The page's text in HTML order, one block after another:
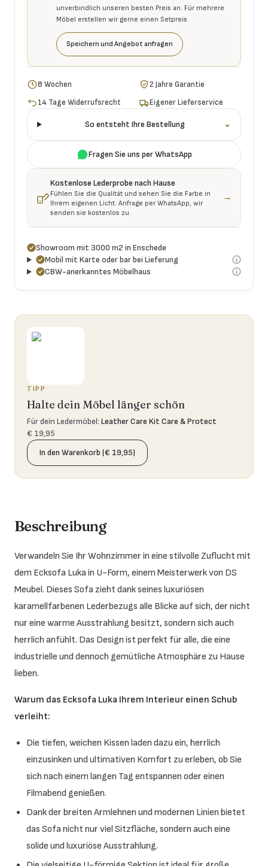
unverbindlich unseren besten Preis an. Für mehrere
Möbel erstellen wir gerne einen Setpreis.
Speichern und Angebot anfragen
8 Wochen
2 Jahre Garantie
14 Tage Widerrufsrecht
Eigener Lieferservice
So entsteht Ihre Bestellung ⌄
Fragen Sie uns per WhatsApp
Kostenlose Lederprobe nach Hause
Fühlen Sie die Qualität und sehen Sie die Farbe in
Ihrem eigenen Licht. Anfrage per WhatsApp, wir
senden sie kostenlos zu.
→
Showroom mit 3000 m2 in Enschede
Mobil mit Karte oder bar bei Lieferung
CBW-anerkanntes Möbelhaus
TIPP
Halte dein Möbel länger schön
Für dein Ledermöbel: Leather Care Kit Care & Protect
€ 19,95
In den Warenkorb (€ 19,95)
Beschreibung
Verwandeln Sie Ihr Wohnzimmer in eine stilvolle Zuflucht mit
dem Ecksofa Luka in U-Form, einem Meisterwerk von DS
Meubel. Dieses Sofa zieht dank seines luxuriösen
karamellfarbenen Lederbezugs alle Blicke auf sich, der nicht
nur eine warme Ausstrahlung besitzt, sondern sich auch
herrlich anfühlt. Das Design ist perfekt für alle, die eine
industrielle und dennoch gemütliche Atmosphäre zu Hause
lieben.
Warum das Ecksofa Luka Ihrem Interieur einen Schub
verleiht:
Die tiefen, weichen Kissen laden dazu ein, herrlich
einzusinken und ultimativen Komfort zu erleben, ob Sie
sich nach einem langen Tag entspannen oder einen
Filmabend genießen.
Dank der breiten Armlehnen und modernen Linien bietet
das Sofa nicht nur viel Sitzfläche, sondern auch eine
solide und luxuriöse Ausstrahlung.